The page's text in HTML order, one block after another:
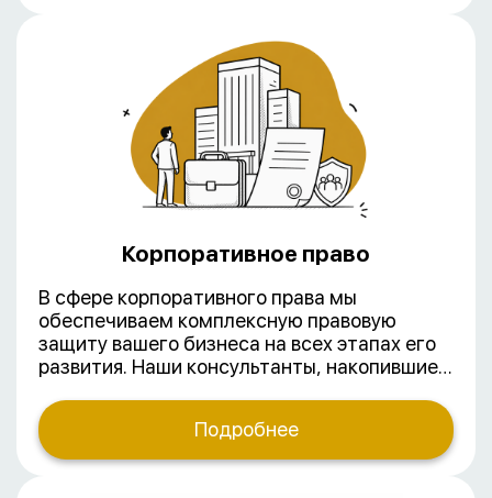
Корпоративное право
В сфере корпоративного права мы
обеспечиваем комплексную правовую
защиту вашего бизнеса на всех этапах его
развития. Наши консультанты, накопившие
числе в обслуживании компаний с
иностранным участием, предлагают
полный спектр услуг в данной области.
Подробнее